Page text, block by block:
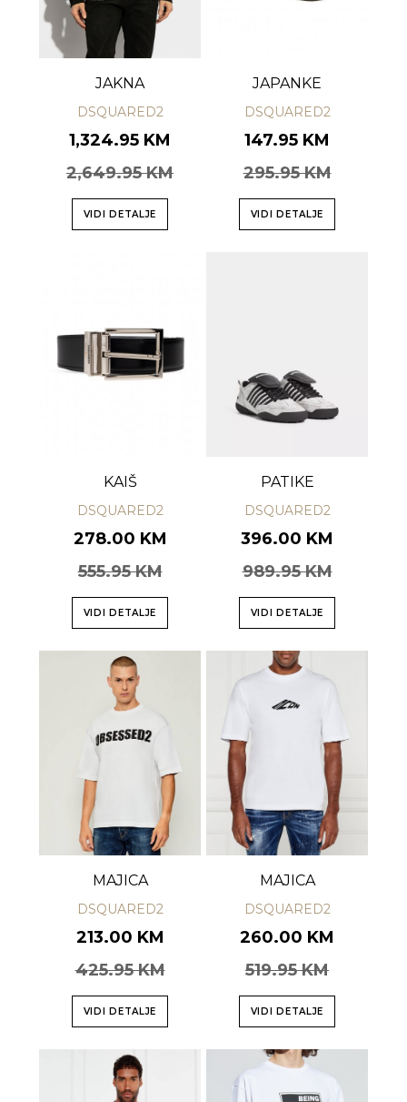
JAKNA
DSQUARED2
1,324.95 KM
2,649.95 KM
VIDI DETALJE
JAPANKE
DSQUARED2
147.95 KM
295.95 KM
VIDI DETALJE
KAIŠ
DSQUARED2
278.00 KM
555.95 KM
VIDI DETALJE
PATIKE
DSQUARED2
396.00 KM
989.95 KM
VIDI DETALJE
MAJICA
DSQUARED2
213.00 KM
425.95 KM
VIDI DETALJE
MAJICA
DSQUARED2
260.00 KM
519.95 KM
VIDI DETALJE